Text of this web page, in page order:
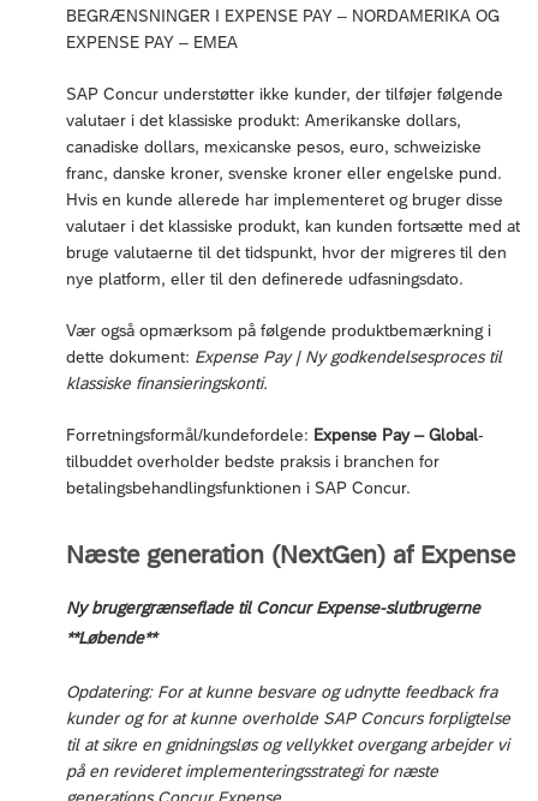
BEGRÆNSNINGER I EXPENSE PAY – NORDAMERIKA OG
EXPENSE PAY – EMEA
SAP Concur understøtter ikke kunder, der tilføjer følgende
valutaer i det klassiske produkt: Amerikanske dollars,
canadiske dollars, mexicanske pesos, euro, schweiziske
franc, danske kroner, svenske kroner eller engelske pund.
Hvis en kunde allerede har implementeret og bruger disse
valutaer i det klassiske produkt, kan kunden fortsætte med at
bruge valutaerne til det tidspunkt, hvor der migreres til den
nye platform, eller til den definerede udfasningsdato.
Vær også opmærksom på følgende produktbemærkning i
dette dokument: Expense Pay | Ny godkendelsesproces til
klassiske finansieringskonti.
Forretningsformål/kundefordele: Expense Pay – Global-
tilbuddet overholder bedste praksis i branchen for
betalingsbehandlingsfunktionen i SAP Concur.
Næste generation (NextGen) af Expense
Ny brugergrænseflade til Concur Expense-slutbrugerne
**Løbende**
Opdatering: For at kunne besvare og udnytte feedback fra
kunder og for at kunne overholde SAP Concurs forpligtelse
til at sikre en gnidningsløs og vellykket overgang arbejder vi
på en revideret implementeringsstrategi for næste